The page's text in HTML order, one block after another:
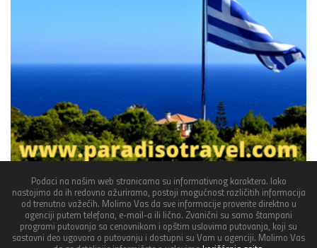
Podaci na našim web stranicama su informativnog karaktera. Iako
nastojimo da ih redovno ažuriramo, postoji mogućnost različitih informacija
od trenutno važećih. Molimo Vas da sve informacije proverite direktno u
agenciji putem telefona, e-mail-a ili lično. Zvanični su samo štampani
programi putovanja sa cenovnikom i opštim uslovima putovanja, koji su
sastavni deo ugovora o putovanju i dostupni su Vam u agenciji. Molimo Vas